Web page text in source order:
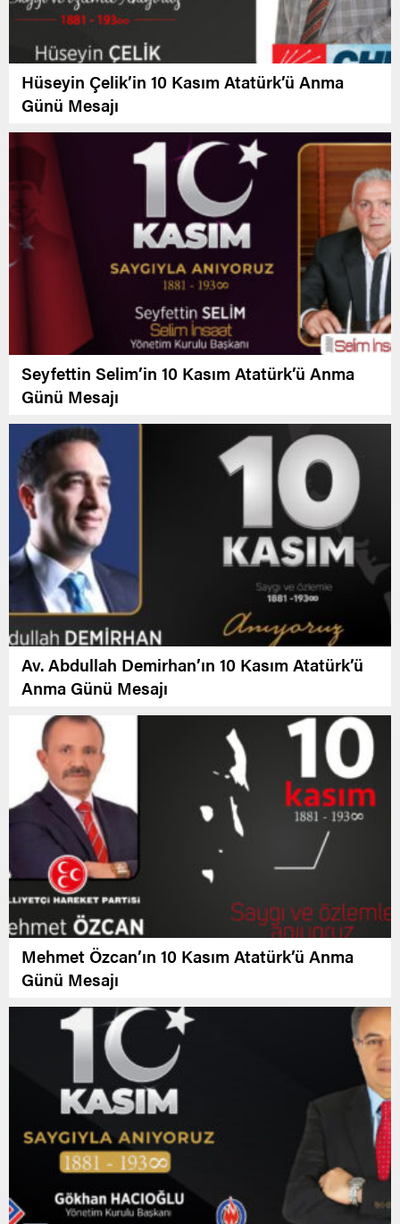
Hüseyin Çelik’in 10 Kasım Atatürk’ü Anma
Günü Mesajı
Seyfettin Selim’in 10 Kasım Atatürk’ü Anma
Günü Mesajı
Av. Abdullah Demirhan’ın 10 Kasım Atatürk’ü
Anma Günü Mesajı
Mehmet Özcan’ın 10 Kasım Atatürk’ü Anma
Günü Mesajı